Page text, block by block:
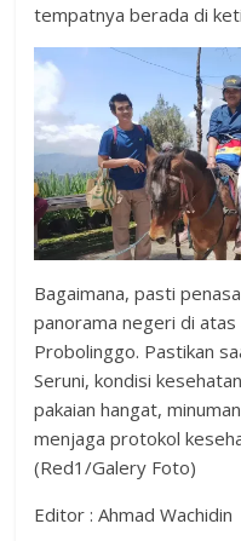
tempatnya berada di
Bagaimana, pasti
panorama negeri di atas
Probolinggo. Pastikan
Seruni, kondisi
pakaian hangat,
menjaga protokol
(Red1/Galery Foto)
Editor : Ahmad Wachidin